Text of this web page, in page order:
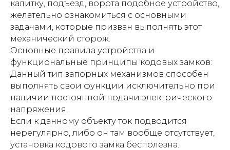
калитку, подъезд, ворота подобное устройство,
желательно ознакомиться с основными
задачами, которые призван выполнять этот
механический сторож.
Основные правила устройства и
функциональные принципы кодовых замков:
Данный тип запорных механизмов способен
выполнять свои функции исключительно при
наличии постоянной подачи электрического
напряжения.
Если к данному объекту ток подводится
нерегулярно, либо он там вообще отсутствует,
установка кодового замка бесполезна.